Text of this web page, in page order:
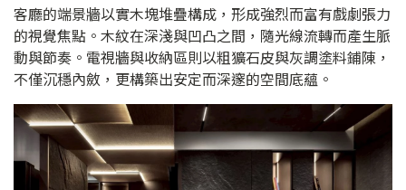
客廳的端景牆以實木塊堆疊構成，形成強烈而富有戲劇張力
的視覺焦點。木紋在深淺與凹凸之間，隨光線流轉而產生脈
動與節奏。電視牆與收納區則以粗獷石皮與灰調塗料鋪陳，
不僅沉穩內斂，更構築出安定而深邃的空間底蘊。